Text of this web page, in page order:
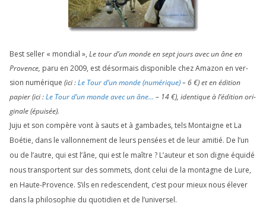
Best sel­ler « mon­dial », Le tour d’un monde en sept jours avec un âne en
Provence, paru en 2009, est désor­mais dis­po­nible chez Amazon en ver­
sion numé­rique (ici :Le Tour d’un monde (numé­rique)–6€) et en édi­tion
papier (ici :Le Tour d’un monde avec un âne… – 14€), iden­tique à l’é­di­tion ori­
gi­nale (épui­sée).
Juju et son com­père vont à sauts et à gam­bades, tels Montaigne et La
Boétie, dans le val­lon­ne­ment de leurs pen­sées et de leur ami­tié. De l’un
ou de l’autre, qui est l’âne, qui est le maître ? L’auteur et son digne équi­dé
nous trans­portent sur des som­mets, dont celui de la mon­tagne de Lure,
en Haute-Provence. S’ils en redes­cendent, c’est pour mieux nous éle­ver
dans la phi­lo­so­phie du quo­ti­dien et de l’universel.